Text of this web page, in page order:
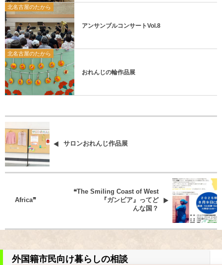
北名古屋のたから
アンサンブルコンサートVol.8
北名古屋のたから
おれんじの輪作品展
サロンおれんじ作品展
❝The Smiling Coast of West
Africa❞ 『ガンビア』ってど
んな国？
外国籍市民向け暮らしの相談